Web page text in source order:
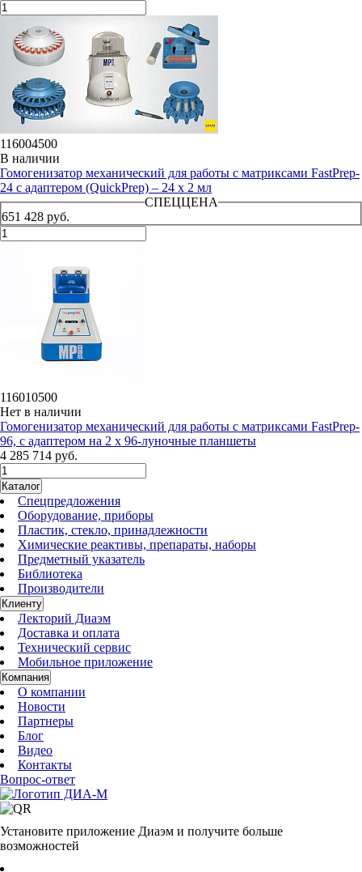
116004500
В наличии
Гомогенизатор механический для работы с матриксами FastPrep-
24 с адаптером (QuickPrep) – 24 х 2 мл
СПЕЦЦЕНА
651 428 руб.
116010500
Нет в наличии
Гомогенизатор механический для работы с матриксами FastPrep-
96, с адаптером на 2 х 96-луночные планшеты
4 285 714 руб.
Каталог
Спецпредложения
Оборудование, приборы
Пластик, стекло, принадлежности
Химические реактивы, препараты, наборы
Предметный указатель
Библиотека
Производители
Клиенту
Лекторий Диаэм
Доставка и оплата
Технический сервис
Мобильное приложение
Компания
О компании
Новости
Партнеры
Блог
Видео
Контакты
Вопрос-ответ
Установите приложение Диаэм и получите больше
возможностей